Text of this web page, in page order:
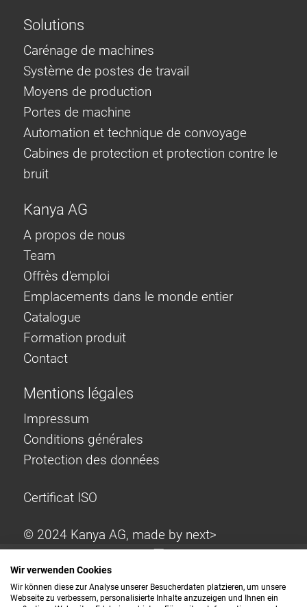
Solutions
Carénage de machines
Système de postes de travail
Moyens de production
Portes de machine
Automation et technique de convoyage
Cabines de protection et protection contre le
bruit
Kanya AG
A propos de nous
Team
Offrès d'emploi
Emplacements dans le monde entier
Catalogue
Formation produit
Contact
Mentions légales
Impressum
Conditions générales
Protection des données
Certificat ISO
© 2024 Kanya AG, made by next>
Wir verwenden Cookies
Wir können diese zur Analyse unserer Besucherdaten platzieren, um unsere
Webseite zu verbessern, personalisierte Inhalte anzuzeigen und Ihnen ein